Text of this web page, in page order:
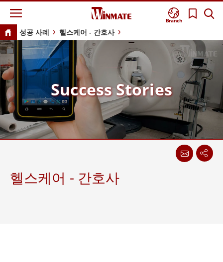
Branch
성공 사례 헬스케어 - 간호사
Success Stories
헬스케어 - 간호사